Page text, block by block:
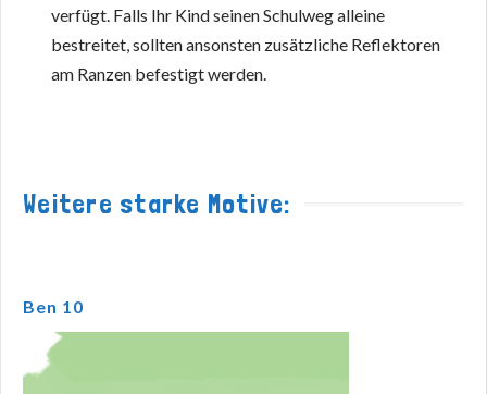
verfügt. Falls Ihr Kind seinen Schulweg alleine
bestreitet, sollten ansonsten zusätzliche Reflektoren
am Ranzen befestigt werden.
Weitere starke Motive:
Ben 10